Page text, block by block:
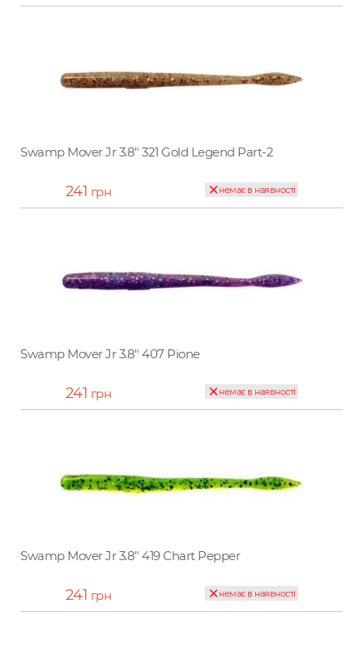
Swamp Mover Jr 3.8" 321 Gold Legend Part-2
241 грн немає в наявності
Swamp Mover Jr 3.8" 407 Pione
241 грн немає в наявності
Swamp Mover Jr 3.8" 419 Chart Pepper
241 грн немає в наявності